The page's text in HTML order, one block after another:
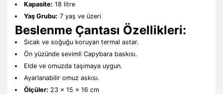
Kapasite: 18 litre
Yaş Grubu: 7 yaş ve üzeri
Beslenme Çantası Özellikleri:
Sıcak ve soğuğu koruyan termal astar.
Ön yüzünde sevimli Capybara baskısı.
Elde ve omuzda taşımaya uygun.
Ayarlanabilir omuz askısı.
Ölçüler: 23 x 15 x 16 cm